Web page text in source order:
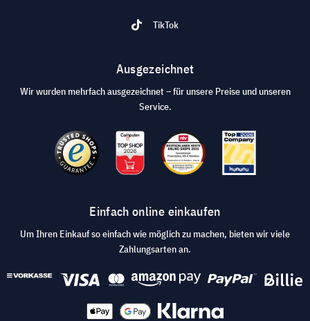
TikTok
Ausgezeichnet
Wir wurden mehrfach ausgezeichnet – für unsere Preise und unseren
Service.
Einfach online einkaufen
Um Ihren Einkauf so einfach wie möglich zu machen, bieten wir viele
Zahlungsarten an.